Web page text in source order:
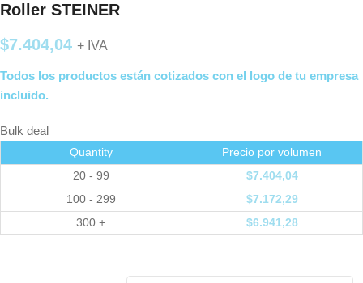
Roller STEINER
$7.404,04 + IVA
Todos los productos están cotizados con el logo de tu empresa
incluido.
Bulk deal
Quantity
Precio por volumen
20 - 99
$7.404,04
100 - 299
$7.172,29
300 +
$6.941,28